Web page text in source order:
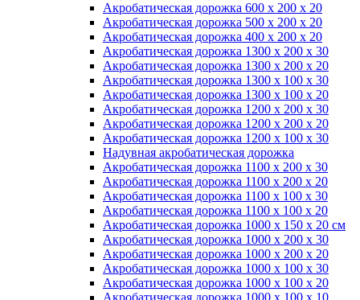
Акробатическая дорожка 600 x 200 x 20
Акробатическая дорожка 500 x 200 x 20
Акробатическая дорожка 400 x 200 x 20
Акробатическая дорожка 1300 x 200 x 30
Акробатическая дорожка 1300 x 200 x 20
Акробатическая дорожка 1300 x 100 x 30
Акробатическая дорожка 1300 x 100 x 20
Акробатическая дорожка 1200 x 200 x 30
Акробатическая дорожка 1200 x 200 x 20
Акробатическая дорожка 1200 x 100 x 30
Надувная акробатическая дорожка
Акробатическая дорожка 1100 x 200 x 30
Акробатическая дорожка 1100 x 200 x 20
Акробатическая дорожка 1100 x 100 x 30
Акробатическая дорожка 1100 x 100 x 20
Акробатическая дорожка 1000 x 150 x 20 см
Акробатическая дорожка 1000 x 200 x 30
Акробатическая дорожка 1000 x 200 x 20
Акробатическая дорожка 1000 x 100 x 30
Акробатическая дорожка 1000 x 100 x 20
Акробатическая дорожка 1000 x 100 x 10